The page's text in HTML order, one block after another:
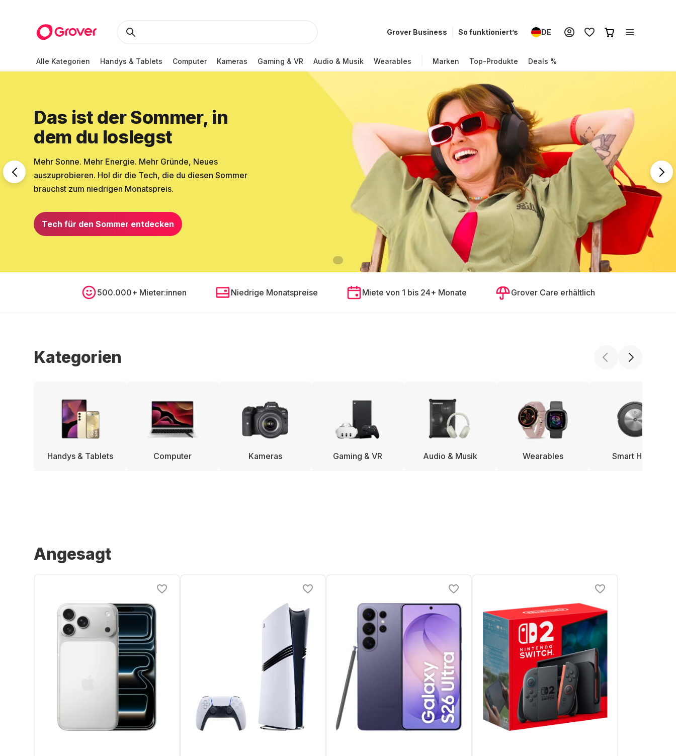
Grover Business So funktioniert’s DE
Alle Kategorien Handys & Tablets Computer Kameras Gaming & VR Audio & Musik Wearables Marken Top-Produkte Deals %
Das ist der Sommer, in
dem du loslegst
Mehr Sonne. Mehr Energie. Mehr Gründe, Neues
auszuprobieren. Hol dir die Tech, die du diesen Sommer
brauchst zum niedrigen Monatspreis.
Tech für den Sommer entdecken
500.000+ Mieter:innen Niedrige Monatspreise Miete von 1 bis 24+ Monate Grover Care erhältlich
Kategorien
Handys & Tablets Computer Kameras Gaming & VR Audio & Musik Wearables Smart Home
Angesagt